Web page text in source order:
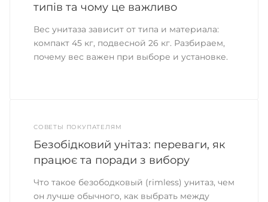
типів та чому це важливо
Вес унитаза зависит от типа и материала:
компакт 45 кг, подвесной 26 кг. Разбираем,
почему вес важен при выборе и установке.
СОВЕТЫ ПОКУПАТЕЛЯМ
Безобідковий унітаз: переваги, як
працює та поради з вибору
Что такое безободковый (rimless) унитаз, чем
он лучше обычного, как выбрать между